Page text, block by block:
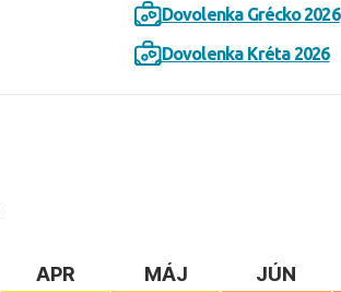
Dovolenka Grécko 2026
Dovolenka Kréta 2026
APR MÁJ JÚN